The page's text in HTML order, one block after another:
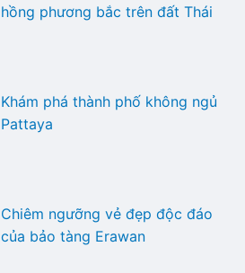
hồng phương bắc trên đất Thái
Khám phá thành phố không ngủ
Pattaya
Chiêm ngưỡng vẻ đẹp độc đáo
của bảo tàng Erawan